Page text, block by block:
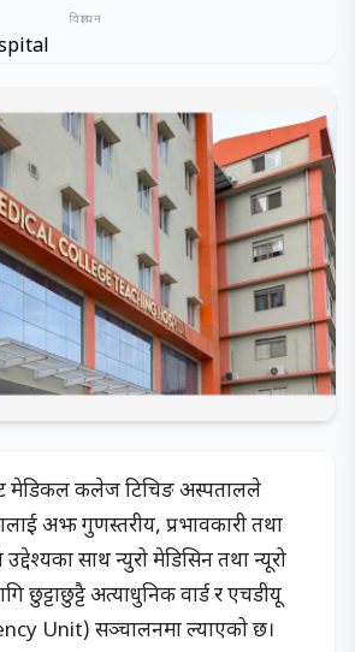
विज्ञापन
मेडिकल कलेज टिचिङ अस्पतालले
अझ गुणस्तरीय, प्रभावकारी तथा
साथ न्युरो मेडिसिन तथा न्यूरो
छुट्टाछुट्टै अत्याधुनिक वार्ड र एचडीयू
Unit) सञ्चालनमा ल्याएको छ।